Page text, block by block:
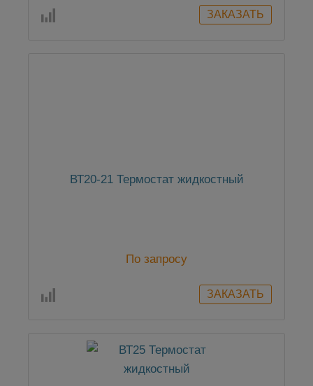
ВТ20-21 Термостат жидкостный
По запросу